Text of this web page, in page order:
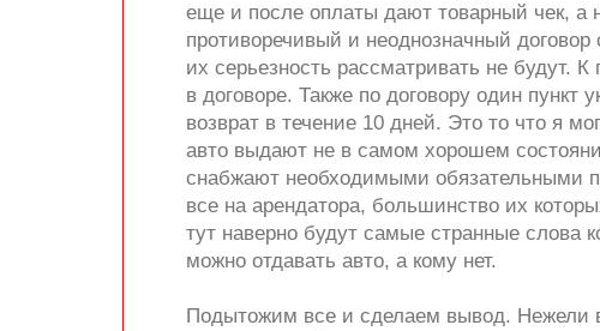
еще и после оплаты дают товарный чек, а
противоречивый и неоднозначный
их серьезность рассматривать не будут.
в договоре. Также по договору один пункт
возврат в течение 10 дней. Это то что я
авто выдают не в самом хорошем
снабжают необходимыми обязательными
все на арендатора, большинство их
тут наверно будут самые странные слова
можно отдавать авто, а кому нет.
Подытожим все и сделаем вывод. Нежели